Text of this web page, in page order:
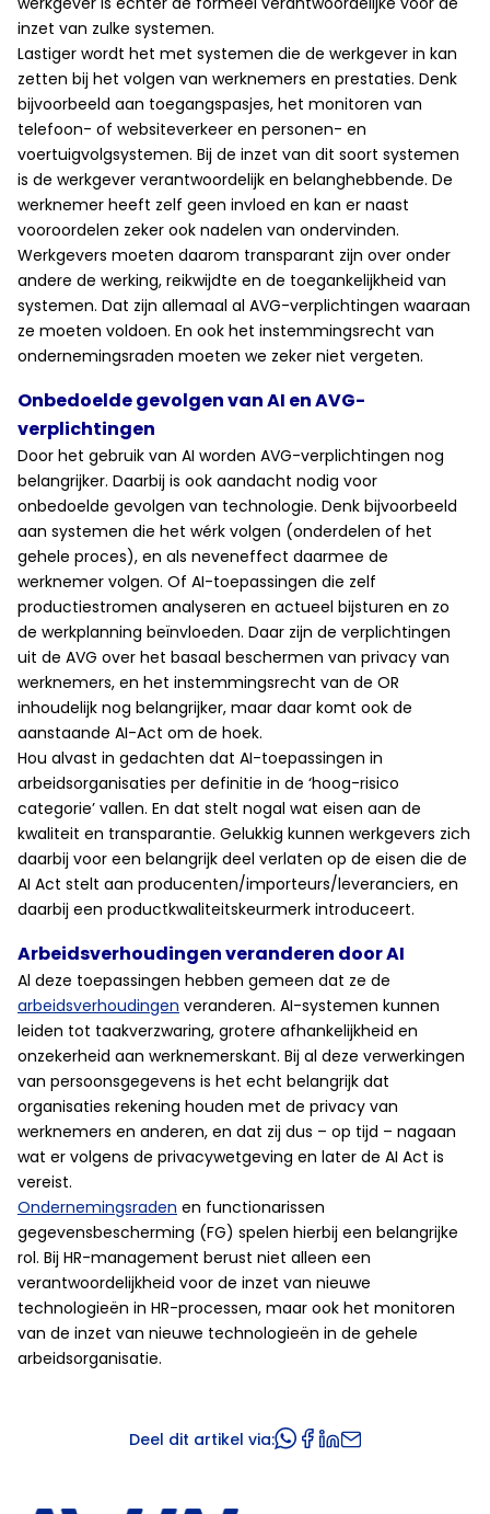
inzet van zulke systemen.
Lastiger wordt het met systemen die de werkgever in kan
zetten bij het volgen van werknemers en prestaties. Denk
bijvoorbeeld aan toegangspasjes, het monitoren van
telefoon- of websiteverkeer en personen- en
voertuigvolgsystemen. Bij de inzet van dit soort systemen
is de werkgever verantwoordelijk en belanghebbende. De
werknemer heeft zelf geen invloed en kan er naast
vooroordelen zeker ook nadelen van ondervinden.
Werkgevers moeten daarom transparant zijn over onder
andere de werking, reikwijdte en de toegankelijkheid van
systemen. Dat zijn allemaal al AVG-verplichtingen waaraan
ze moeten voldoen. En ook het instemmingsrecht van
ondernemingsraden moeten we zeker niet vergeten.
Onbedoelde gevolgen van AI en AVG-
verplichtingen
Door het gebruik van AI worden AVG-verplichtingen nog
belangrijker. Daarbij is ook aandacht nodig voor
onbedoelde gevolgen van technologie. Denk bijvoorbeeld
aan systemen die het wérk volgen (onderdelen of het
gehele proces), en als neveneffect daarmee de
werknemer volgen. Of AI-toepassingen die zelf
productiestromen analyseren en actueel bijsturen en zo
de werkplanning beïnvloeden. Daar zijn de verplichtingen
uit de AVG over het basaal beschermen van privacy van
werknemers, en het instemmingsrecht van de OR
inhoudelijk nog belangrijker, maar daar komt ook de
aanstaande AI-Act om de hoek.
Hou alvast in gedachten dat AI-toepassingen in
arbeidsorganisaties per definitie in de ‘hoog-risico
categorie’ vallen. En dat stelt nogal wat eisen aan de
kwaliteit en transparantie. Gelukkig kunnen werkgevers zich
daarbij voor een belangrijk deel verlaten op de eisen die de
AI Act stelt aan producenten/importeurs/leveranciers, en
daarbij een productkwaliteitskeurmerk introduceert.
Arbeidsverhoudingen veranderen door AI
Al deze toepassingen hebben gemeen dat ze de
arbeidsverhoudingen veranderen. AI-systemen kunnen
leiden tot taakverzwaring, grotere afhankelijkheid en
onzekerheid aan werknemerskant. Bij al deze verwerkingen
van persoonsgegevens is het echt belangrijk dat
organisaties rekening houden met de privacy van
werknemers en anderen, en dat zij dus – op tijd – nagaan
wat er volgens de privacywetgeving en later de AI Act is
vereist.
Ondernemingsraden en functionarissen
gegevensbescherming (FG) spelen hierbij een belangrijke
rol. Bij HR-management berust niet alleen een
verantwoordelijkheid voor de inzet van nieuwe
technologieën in HR-processen, maar ook het monitoren
van de inzet van nieuwe technologieën in de gehele
arbeidsorganisatie.
Deel dit artikel via: